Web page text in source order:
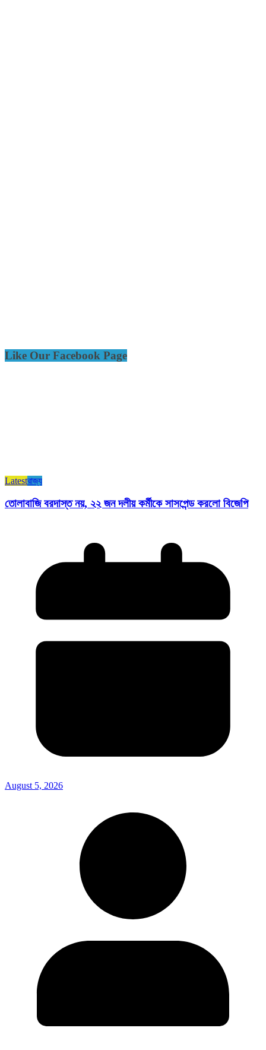
Like Our Facebook Page
Latestরাজ্য​
তোলাবাজি বরদাস্ত নয়, ২২ জন দলীয় কর্মীকে সাসপেন্ড করলো বিজেপি
August 5, 2026